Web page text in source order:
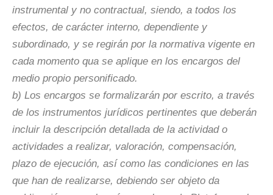
instrumental y no contractual, siendo, a todos los
efectos, de carácter interno, dependiente y
subordinado, y se regirán por la normativa vigente en
cada momento qua se aplique en los encargos del
medio propio personificado.
b) Los encargos se formalizarán por escrito, a través
de los instrumentos jurídicos pertinentes que deberán
incluir la descripción detallada de la actividad o
actividades a realizar, valoración, compensación,
plazo de ejecución, así como las condiciones en las
que han de realizarse, debiendo ser objeto da